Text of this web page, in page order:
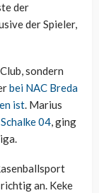
der
der Spieler,
sondern
bei NAC Breda
ist. Marius
04, ging
an. Keke